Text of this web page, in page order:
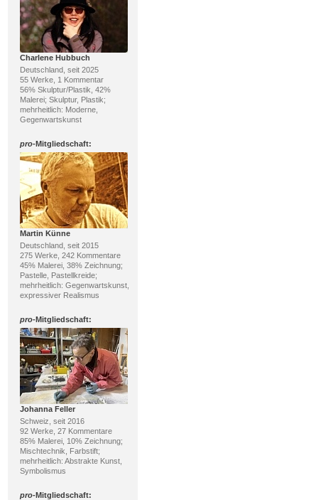
Charlene Hubbuch
Deutschland, seit 2025
55 Werke, 1 Kommentar
56% Skulptur/Plastik, 42%
Malerei; Skulptur, Plastik;
mehrheitlich: Moderne,
Gegenwartskunst
pro-Mitgliedschaft:
Martin Künne
Deutschland, seit 2015
275 Werke, 242 Kommentare
45% Malerei, 38% Zeichnung;
Pastelle, Pastellkreide;
mehrheitlich: Gegenwartskunst,
expressiver Realismus
pro-Mitgliedschaft:
Johanna Feller
Schweiz, seit 2016
92 Werke, 27 Kommentare
85% Malerei, 10% Zeichnung;
Mischtechnik, Farbstift;
mehrheitlich: Abstrakte Kunst,
Symbolismus
pro-Mitgliedschaft: